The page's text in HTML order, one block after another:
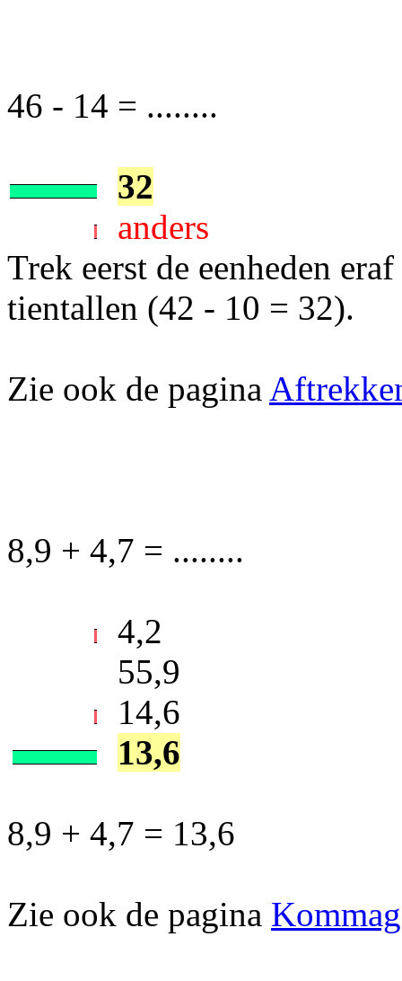
46 - 14 = ........
32
anders
Trek eerst de eenheden
tientallen (42 - 10 = 32).
Zie ook de pagina
8,9 + 4,7 = ........
4,2
55,9
14,6
13,6
8,9 + 4,7 = 13,6
Zie ook de pagina